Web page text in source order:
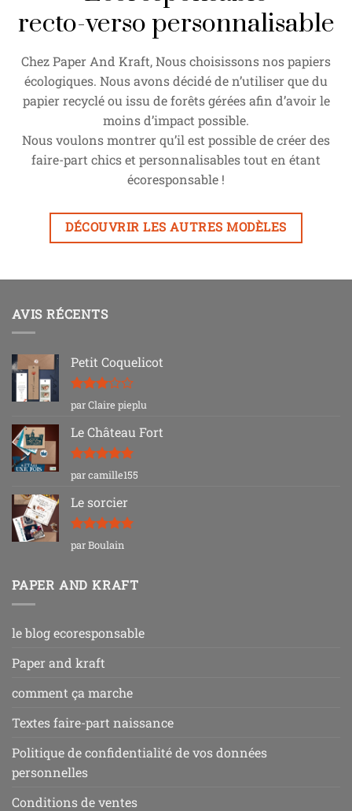
recto-verso personnalisable
Chez Paper And Kraft, Nous choisissons nos papiers
écologiques. Nous avons décidé de n’utiliser que du
papier recyclé ou issu de forêts gérées afin d’avoir le
moins d’impact possible.
Nous voulons montrer qu’il est possible de créer des
faire-part chics et personnalisables tout en étant
écoresponsable !
DÉCOUVRIR LES AUTRES MODÈLES
AVIS RÉCENTS
Petit Coquelicot
Note3
sur 5
par Claire pieplu
Le Château Fort
Note5sur
5
par camille155
Le sorcier
Note5sur
5
par Boulain
PAPER AND KRAFT
le blog ecoresponsable
Paper and kraft
comment ça marche
Textes faire-part naissance
Politique de confidentialité de vos données
personnelles
Conditions de ventes